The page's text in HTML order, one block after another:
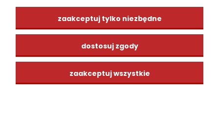
ZAKUPY
CENTRUM WIEDZY
zaakceptuj tylko niezbędne
dostosuj zgody
zaakceptuj wszystkie